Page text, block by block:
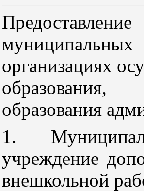
организациях
образования
1.
учреждение
внешкольной